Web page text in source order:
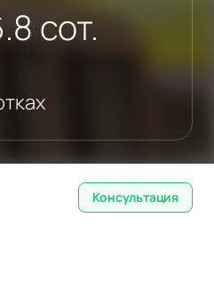
сот.
Консультация